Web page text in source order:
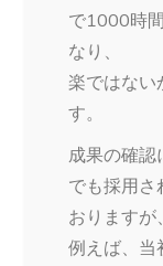
で1000時
なり、
楽ではない
す。
成果の確認
でも採用さ
おりますが、
例えば、当